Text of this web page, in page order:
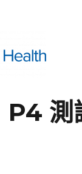
P4 測